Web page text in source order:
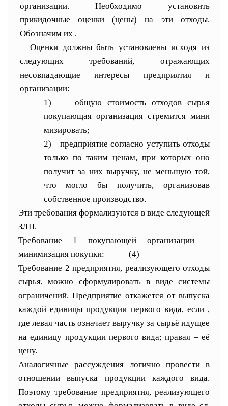
организации. Необходимо установить
прикидочные оценки (цены) на эти отходы.
Обозначим их .
Оценки должны быть установлены исходя из
следующих требований, отражающих
несовпадающие интересы предприятия и
организации:
1)
общую стоимость отходов сырья
покупающая организация стремится мини
мизировать;
2)
предприятие согласно уступить отходы
только по таким ценам, при которых оно
получит за них выручку, не меньшую той,
что могло бы получить, организовав
собственное производство.
Эти требования формализуются в виде следующей
ЗЛП.
Требование 1 покупающей организации –
минимизация покупки:
(4)
Требование 2 предприятия, реализующего отходы
сырья, можно сформулировать в виде системы
ограничений. Предприятие откажется от выпуска
каждой единицы продукции первого вида, если ,
где левая часть означает выручку за сырьё идущее
на единицу продукции первого вида; правая – её
цену.
Аналогичные рассуждения логично провести в
отношении выпуска продукции каждого вида.
Поэтому требование предприятия, реализующего